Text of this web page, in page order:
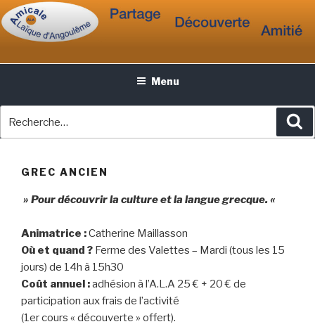
Aller
au
contenu
AMICALE LAÏQUE
ANGOULÊME
Menu
GREC ANCIEN
» Pour découvrir la culture et la langue grecque. «
Animatrice :Catherine Maillasson
Où et quand ? Ferme des Valettes – Mardi (tous les 15
jours) de 14h à 15h30
Coût annuel :adhésion à l’A.L.A 25 € + 20 € de
participation aux frais de l’activité
(1er cours « découverte » offert).